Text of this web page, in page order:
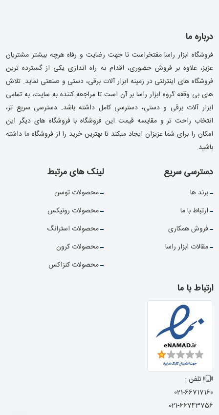
درباره ما
فروشگاه ابزار راسا مفتخراست تا جهت رضایت و رفاه هرچه بیشتر مشتریان
عزیز، علاوه بر فروش حضوری، اقدام به راه اندازی یکی از گسترده ترین
فروشگاه های اینترنتی در زمینه ابزار آلات برقی، دستی و صنعتی نماید. تلاش
های بی وقفه گروه ابزار راسا بر آن است تا مراجعه کننده به سایت، به تمامی
ابزار آلات برقی و دستی، دسترسی کامل داشته باشد. دسترسی سریع تر،
انتخاب راحت تر و مقایسه قیمت این فروشگاه با فروشگاه های دیگر این
امکان را برای شما عزیزان ایجاد میکند تا بهترین خرید را از فروشگاه ما داشته
باشید.
دسترسی سریع
برند ها
ارتباط با ما
فروش همکاری
مقالات ابزار راسا
لینک های مرتبط
محصولات توسن
محصولات رونیکس
محصولات استرانگ
محصولات کرون
محصولات کنزاکس
ارتباط با ما
تلفن :
021-66717160
021-66743756